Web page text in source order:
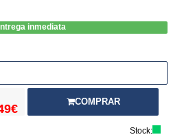
inmediata
COMPRAR
Stock: